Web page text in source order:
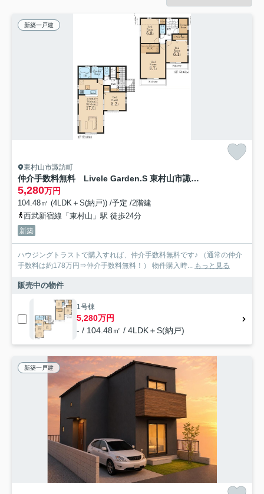
新築一戸建
東村山市諏訪町
仲介手数料無料 Livele Garden.S 東村山市諏訪町2丁目第5 全2棟 １号棟
5,280万円
104.48㎡ (4LDK＋S(納戸)) /予定 /2階建
西武新宿線「東村山」駅 徒歩24分
新築
ハウジングトラストで購入すれば、仲介手数料無料です♪ （通常の仲介
手数料は約178万円⇒仲介手数料無料！） 物件購入時... もっと見る
販売中の物件
1号棟
5,280万円
- / 104.48㎡ / 4LDK＋S(納戸)
新築一戸建